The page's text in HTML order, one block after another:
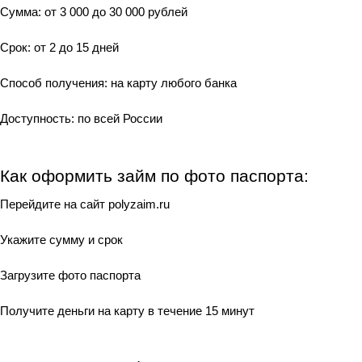
Сумма: от 3 000 до 30 000 рублей
Срок: от 2 до 15 дней
Способ получения: на карту любого банка
Доступность: по всей России
Как оформить займ по фото паспорта:
Перейдите на сайт polyzaim.ru
Укажите сумму и срок
Загрузите фото паспорта
Получите деньги на карту в течение 15 минут